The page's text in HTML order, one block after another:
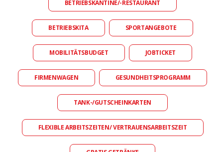
BETRIEBSKANTINE/-RESTAURANT
BETRIEBSKITA SPORTANGEBOTE
MOBILITÄTSBUDGET JOBTICKET
FIRMENWAGEN GESUNDHEITSPROGRAMM
TANK-/GUTSCHEINKARTEN
FLEXIBLE ARBEITSZEITEN/ VERTRAUENSARBEITSZEIT